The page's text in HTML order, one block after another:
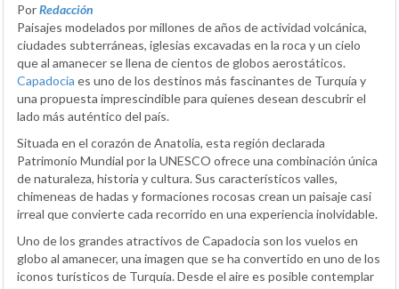
PorRedacción
Paisajes modelados por millones de años de actividad volcánica,
ciudades subterráneas, iglesias excavadas en la roca y un cielo
que al amanecer se llena de cientos de globos aerostáticos.
Capadocia es uno de los destinos más fascinantes de Turquía y
una propuesta imprescindible para quienes desean descubrir el
lado más auténtico del país.
Situada en el corazón de Anatolia, esta región declarada
Patrimonio Mundial por la UNESCO ofrece una combinación única
de naturaleza, historia y cultura. Sus característicos valles,
chimeneas de hadas y formaciones rocosas crean un paisaje casi
irreal que convierte cada recorrido en una experiencia inolvidable.
Uno de los grandes atractivos de Capadocia son los vuelos en
globo al amanecer, una imagen que se ha convertido en uno de los
iconos turísticos de Turquía. Desde el aire es posible contemplar